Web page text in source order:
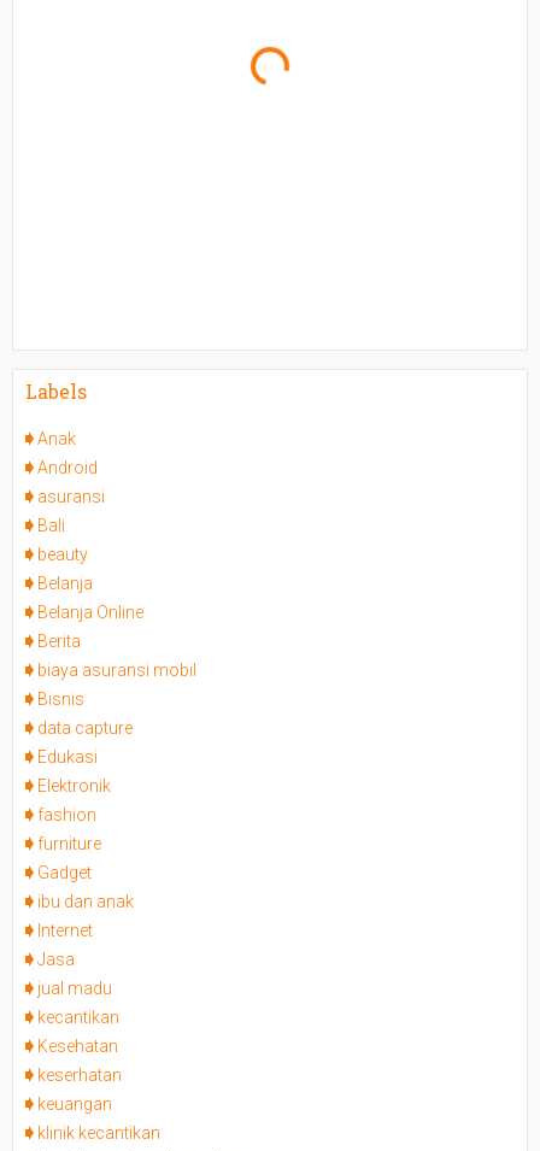
Labels
Anak
Android
asuransi
Bali
beauty
Belanja
Belanja Online
Berita
biaya asuransi mobil
Bisnis
data capture
Edukasi
Elektronik
fashion
furniture
Gadget
ibu dan anak
Internet
Jasa
jual madu
kecantikan
Kesehatan
keserhatan
keuangan
klinik kecantikan